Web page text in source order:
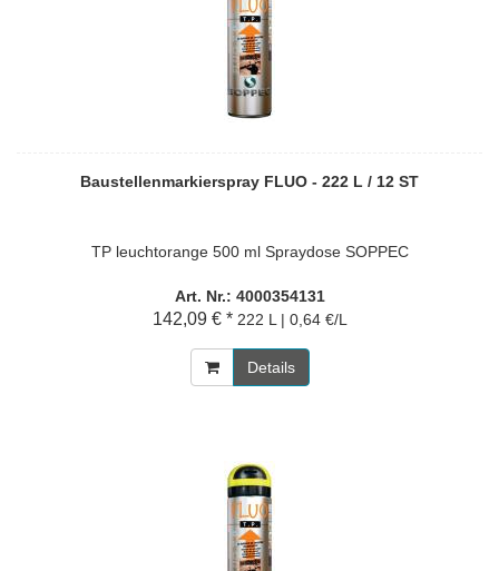
Baustellenmarkierspray FLUO - 222 L / 12 ST
TP leuchtorange 500 ml Spraydose SOPPEC
Art. Nr.: 4000354131
142,09 € * 222 L | 0,64 €/L
Details